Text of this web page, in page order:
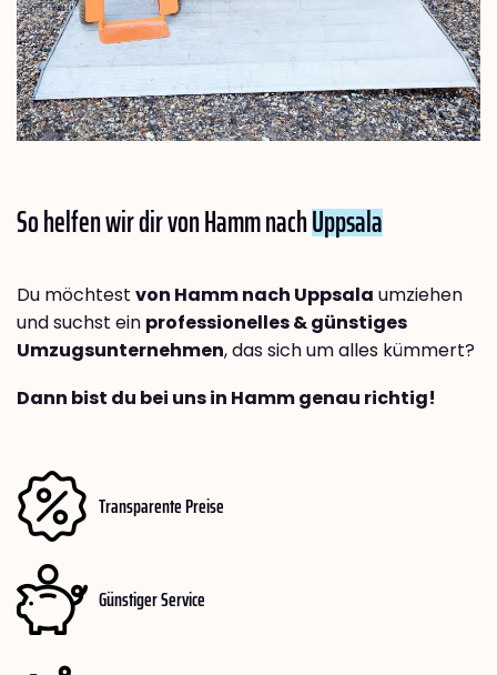
So helfen wir dir von Hamm nachUppsala
Du möchtest von Hamm nach Uppsala umziehen
und suchst ein professionelles & günstiges
Umzugsunternehmen, das sich um alles kümmert?
Dann bist du bei uns in Hamm genau richtig!
Transparente Preise
Günstiger Service